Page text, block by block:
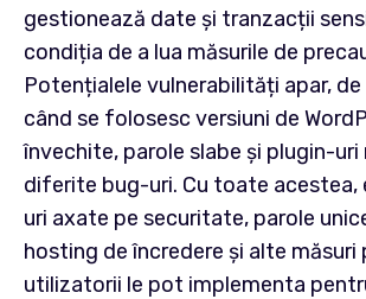
gestionează date și tranzacții
condiția de a lua măsurile de
Potențialele vulnerabilități apar,
când se folosesc versiuni de
învechite, parole slabe și plugin-uri
diferite bug-uri. Cu toate acestea,
uri axate pe securitate, parole
hosting de încredere și alte măsuri
utilizatorii le pot implementa